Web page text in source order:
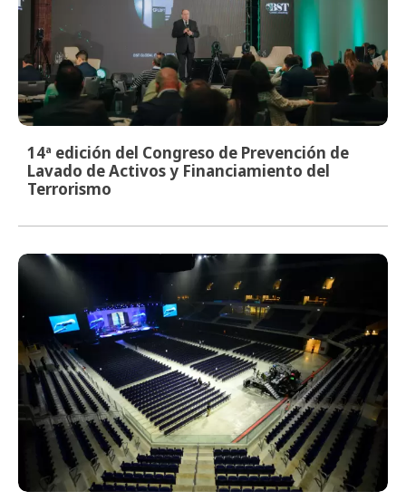
14ª edición del Congreso de Prevención de
Lavado de Activos y Financiamiento del
Terrorismo